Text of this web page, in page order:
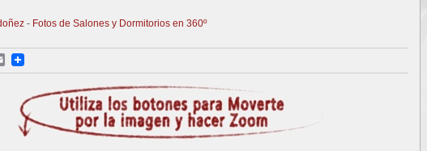
- Fotos de Salones y Dormitorios en 360º
Email